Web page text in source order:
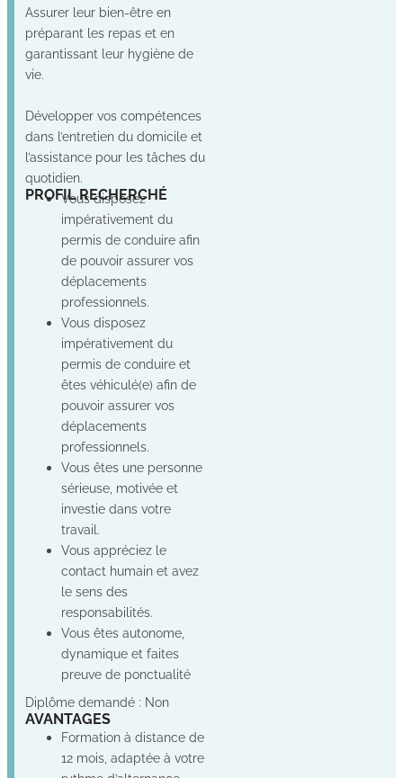
Assurer leur bien-être en
préparant les repas et en
garantissant leur hygiène de
vie.
Développer vos compétences
dans l’entretien du domicile et
l’assistance pour les tâches du
quotidien.
PROFIL RECHERCHÉ
NonOuiOui
Vous disposez
impérativement du
permis de conduire afin
de pouvoir assurer vos
déplacements
professionnels.
Vous disposez
impérativement du
permis de conduire et
êtes véhiculé(e) afin de
pouvoir assurer vos
déplacements
professionnels.
Vous êtes une personne
sérieuse, motivée et
investie dans votre
travail.
Vous appréciez le
contact humain et avez
le sens des
responsabilités.
Vous êtes autonome,
dynamique et faites
preuve de ponctualité
Diplôme demandé : Non
AVANTAGES
Formation à distance de
12 mois, adaptée à votre